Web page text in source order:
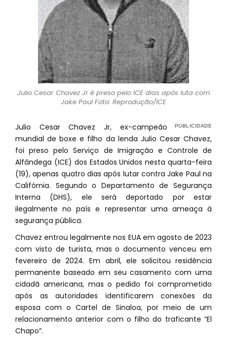
Julio Cesar Chavez Jr é preso pelo ICE dias após luta com
Jake Paul Foto: Reprodução/ICE
Julio Cesar Chavez Jr, ex-campeão
mundial de boxe e filho da lenda Julio Cesar Chavez,
foi preso pelo Serviço de Imigração e Controle de
Alfândega (ICE) dos Estados Unidos nesta quarta-feira
(19), apenas quatro dias após lutar contra Jake Paul na
Califórnia. Segundo o Departamento de Segurança
Interna (DHS), ele será deportado por estar
ilegalmente no país e representar uma ameaça à
segurança pública.
Chavez entrou legalmente nos EUA em agosto de 2023
com visto de turista, mas o documento venceu em
fevereiro de 2024. Em abril, ele solicitou residência
permanente baseado em seu casamento com uma
cidadã americana, mas o pedido foi comprometido
após as autoridades identificarem conexões da
esposa com o Cartel de Sinaloa, por meio de um
relacionamento anterior com o filho do traficante “El
Chapo”.